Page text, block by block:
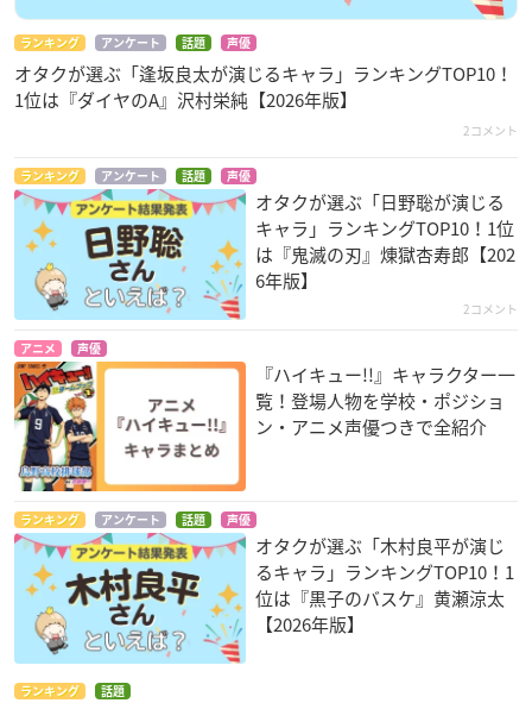
ランキング アンケート 話題 声優
オタクが選ぶ「逢坂良太が演じるキャラ」ランキングTOP10！
1位は『ダイヤのA』沢村栄純【2026年版】
2コメント
ランキング アンケート 話題 声優
オタクが選ぶ「日野聡が演じる
キャラ」ランキングTOP10！1位
は『鬼滅の刃』煉󠄁獄杏寿郎【202
6年版】
2コメント
アニメ 声優
『ハイキュー!!』キャラクター一
覧！登場人物を学校・ポジショ
ン・アニメ声優つきで全紹介
ランキング アンケート 話題 声優
オタクが選ぶ「木村良平が演じ
るキャラ」ランキングTOP10！1
位は『黒子のバスケ』黄瀬涼太
【2026年版】
ランキング 話題